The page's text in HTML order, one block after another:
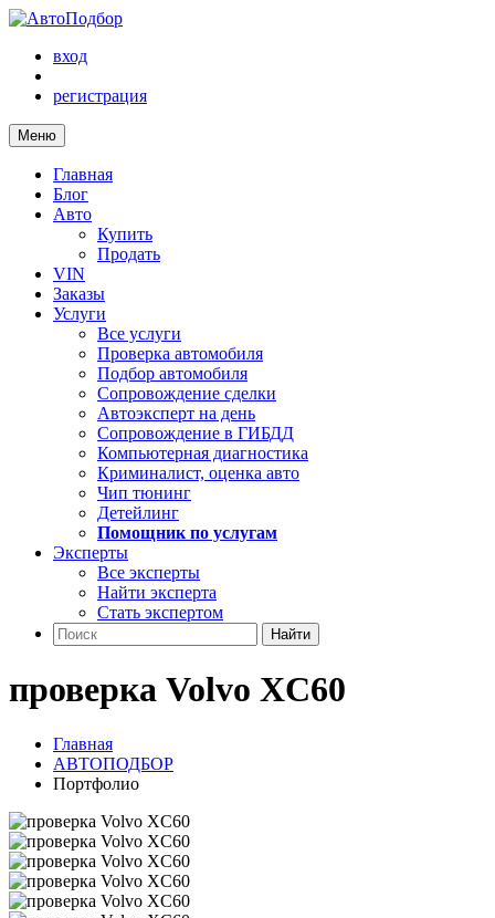
вход
регистрация
Меню
Главная
Блог
Авто
Купить
Продать
VIN
Заказы
Услуги
Все услуги
Проверка автомобиля
Подбор автомобиля
Сопровождение сделки
Автоэксперт на день
Сопровождение в ГИБДД
Компьютерная диагностика
Криминалист, оценка авто
Чип тюнинг
Детейлинг
Помощник по услугам
Эксперты
Все эксперты
Найти эксперта
Стать экспертом
Найти
проверка Volvo XC60
Главная
АВТОПОДБОР
Портфолио